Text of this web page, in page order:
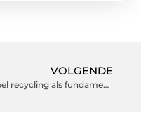
VOLGENDE
Kabel recycling als fundament voor een circulaire toekomst